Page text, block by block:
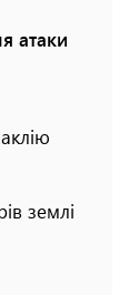
атаки
землі